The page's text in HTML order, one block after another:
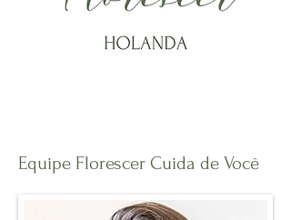
Equipe Florescer Cuida de Você